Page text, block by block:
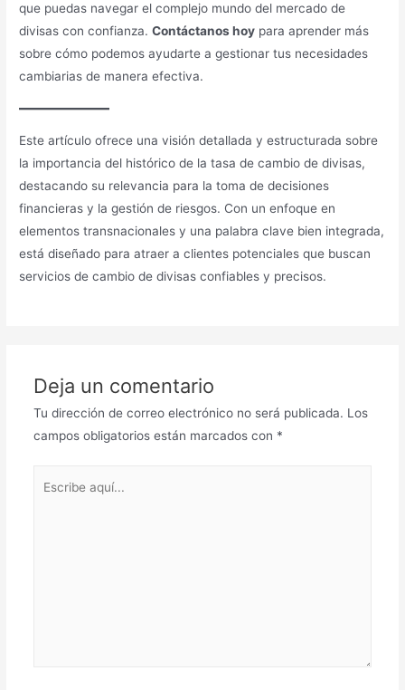
que puedas navegar el complejo mundo del mercado de
divisas con confianza.Contáctanos hoy para aprender más
sobre cómo podemos ayudarte a gestionar tus necesidades
cambiarias de manera efectiva.
Este artículo ofrece una visión detallada y estructurada sobre
la importancia del histórico de la tasa de cambio de divisas,
destacando su relevancia para la toma de decisiones
financieras y la gestión de riesgos. Con un enfoque en
elementos transnacionales y una palabra clave bien integrada,
está diseñado para atraer a clientes potenciales que buscan
servicios de cambio de divisas confiables y precisos.
Deja un comentario
Tu dirección de correo electrónico no será publicada. Los
campos obligatorios están marcados con *